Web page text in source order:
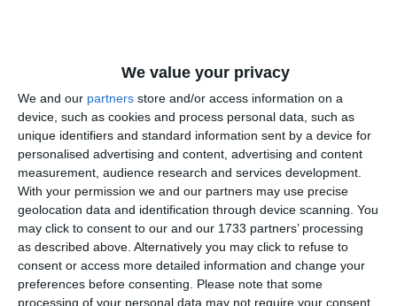
We value your privacy
We and our partners store and/or access information on a
device, such as cookies and process personal data, such as
unique identifiers and standard information sent by a device for
personalised advertising and content, advertising and content
measurement, audience research and services development.
With your permission we and our partners may use precise
geolocation data and identification through device scanning. You
may click to consent to our and our 1733 partners’ processing
as described above. Alternatively you may click to refuse to
consent or access more detailed information and change your
preferences before consenting.
Please note that some
processing of your personal data may not require your consent,
Bruxelles – Koln – Frankfurt – Wurzburg – Nurnberg –
Passau – Viena – Westenbahnhof – Budapesta – Vârciorova
– Bucureşti Nord – Constanţa Port.
Expresul pleca marţi din Londra, la ora 10.05 şi ajungea la
Constanţa joi, la ora 20.00. Pasagerii şi poşta erau aici
îmbarcaţi pe vase şi ajungeau la Constantinopol vineri la
ora 9.00, după un parcurs total de 70 de ore şi 55 de minute.
În sens invers se pleca din Constantinopole vineri la 12.00,
apoi trenul pornea din Constanţa sâmbătă la 3 dimineaţa şi
ajungea la Londra, luni la 16.48.